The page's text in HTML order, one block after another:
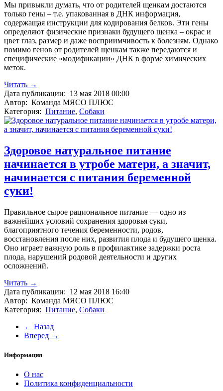
Мы привыкли думать, что от родителей щенкам достаются
только гены – т.е. упакованная в ДНК информация,
содержащая инструкции для кодирования белков. Эти гены
определяют физические признаки будущего щенка – окрас и
цвет глаз, размер и даже восприимчивость к болезням. Однако
помимо генов от родителей щенкам также передаются и
специфические «модификации» ДНК в форме химических
меток.
Читать →
Дата публикации: 13 мая 2018 00:00
Автор: Команда МЯСО ПЛЮС
Категория: Питание, Собаки
Здоровое натуральное питание
начинается в утробе матери, а значит,
начинается с питания беременной
суки!
Правильное сырое рациональное питание — одно из
важнейших условий сохранения здоровья суки,
благоприятного течения беременности, родов,
восстановления после них, развития плода и будущего щенка.
Оно играет важную роль в профилактике задержки роста
плода, нарушений родовой деятельности и других
осложнений.
Читать →
Дата публикации: 12 мая 2018 16:40
Автор: Команда МЯСО ПЛЮС
Категория: Питание, Собаки
← Назад
Вперед →
Информация
O нас
Политика конфиденциальности